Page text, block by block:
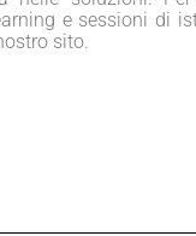
e sessioni di
sito.